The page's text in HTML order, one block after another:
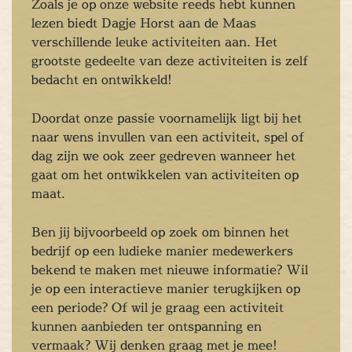
E-Chopper Tours Dagje uit Limburg
Eten Drinken Genieten Ontspannen
dagje Escape Room Geheel verzorgd
E-Chopper Tours Dagje uit Limburg Spellen
Drinken
Genieten Ontspannen
Escape Room Geheel verzorgd Arrangement
Tours Dagje uit Limburg Spellen Eten
Ontspannen Cultuur Heerlijk dagje
Geheel verzorgd Arrangement E-
Dagje uit
verzorgd Arrangement E-Chopper Tours
Limburg Spellen Eten Drinken
dagje
Zoals je op onze website reeds hebt kunnen
lezen biedt Dagje Horst aan de Maas
verschillende leuke activiteiten aan. Het
grootste gedeelte van deze activiteiten is zelf
bedacht en ontwikkeld!
Doordat onze passie voornamelijk ligt bij het
naar wens invullen van een activiteit, spel of
dag zijn we ook zeer gedreven wanneer het
gaat om het ontwikkelen van activiteiten op
maat.
Ben jij bijvoorbeeld op zoek om binnen het
bedrijf op een ludieke manier medewerkers
bekend te maken met nieuwe informatie? Wil
je op een interactieve manier terugkijken op
een periode? Of wil je graag een activiteit
kunnen aanbieden ter ontspanning en
vermaak? Wij denken graag met je mee!